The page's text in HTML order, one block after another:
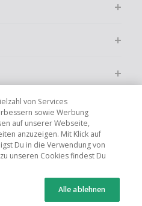
CN JP FR AU IT
von Services
sowie Werbung
auf unserer Webseite,
anzuzeigen. Mit Klick auf
Du in die Verwendung von
unseren Cookies findest Du
Alle ablehnen